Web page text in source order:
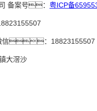
备案号： 粤ICP备
信：18823155507
大滘沙